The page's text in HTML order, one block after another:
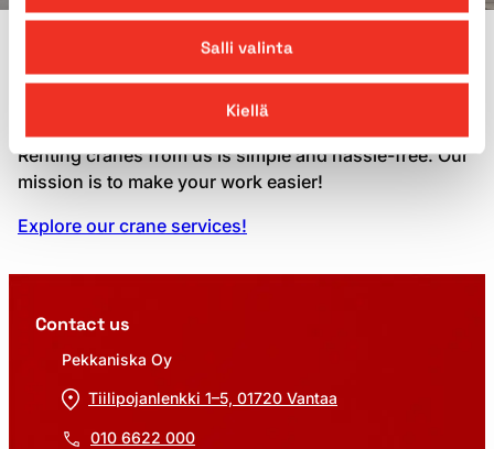
Salli valinta
Kiellä
Crane rental from Pekkaniska
Renting cranes from us is simple and hassle-free. Our
mission is to make your work easier!
Explore our crane services!
Contact us
Pekkaniska Oy
Tiilipojanlenkki 1–5, 01720 Vantaa
010 6622 000